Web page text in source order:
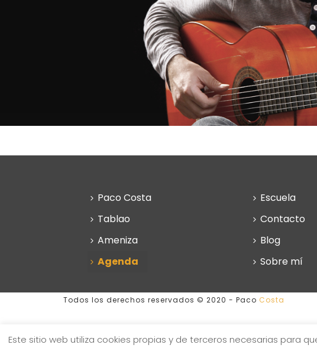
Paco Costa
Tablao
Ameniza
Agenda
Escuela
Contacto
Blog
Sobre mí
Todos los derechos reservados © 2020 - Paco Costa
Este sitio web utiliza cookies propias y de terceros necesarias para